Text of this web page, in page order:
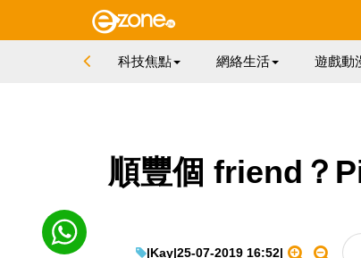
科技焦點 網絡生活 遊戲動
順豐個 friend？
|Kay|25-07-2019 16:52|